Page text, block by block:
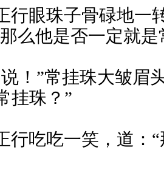
眼珠子骨碌地一
么他是否一定就是
！”常挂珠大皱眉
挂珠？”
吃吃一笑，道：“